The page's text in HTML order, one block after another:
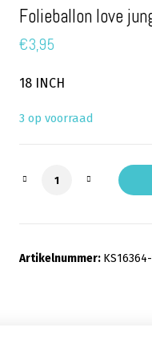
Folieballon love
€3,95
18 INCH
3 op voorraad
Folieballon love
Artikelnummer: